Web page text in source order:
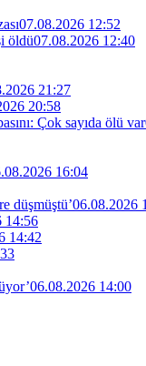
07.08.2026 12:52
öldü07.08.2026 12:40
21:27
20:58
Çok sayıda ölü var
16:04
düşmüştü’06.08.2026
14:56
14:42
06.08.2026 14:00